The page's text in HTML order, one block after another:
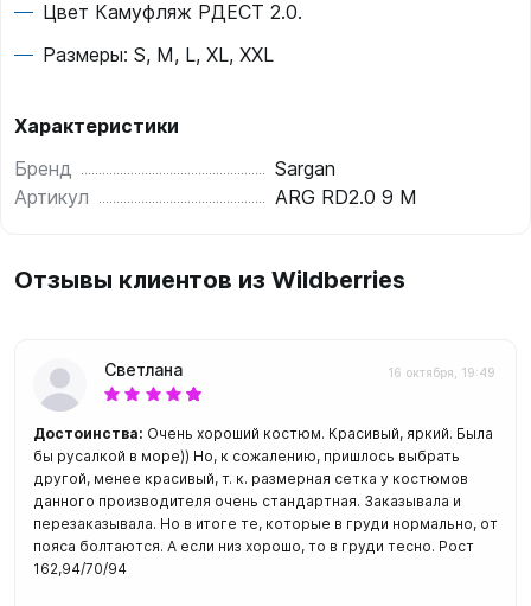
Цвет Камуфляж РДЕСТ 2.0.
Размеры: S, M, L, XL, XXL
Характеристики
Бренд
Sargan
Артикул
ARG RD2.0 9 M
Отзывы клиентов из Wildberries
Светлана 16 октября, 19:49
Достоинства: Очень хороший костюм. Красивый, яркий. Была
бы русалкой в море)) Но, к сожалению, пришлось выбрать
другой, менее красивый, т. к. размерная сетка у костюмов
данного производителя очень стандартная. Заказывала и
перезаказывала. Но в итоге те, которые в груди нормально, от
пояса болтаются. А если низ хорошо, то в груди тесно. Рост
162,94/70/94